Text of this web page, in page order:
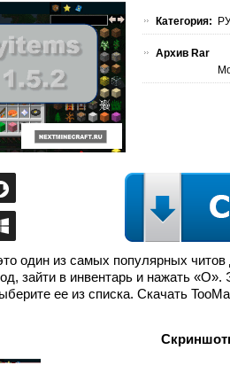
Категория:
Архив Rar
один из самых популярных
зайти в инвентарь и нажать
ее из списка. Скачать